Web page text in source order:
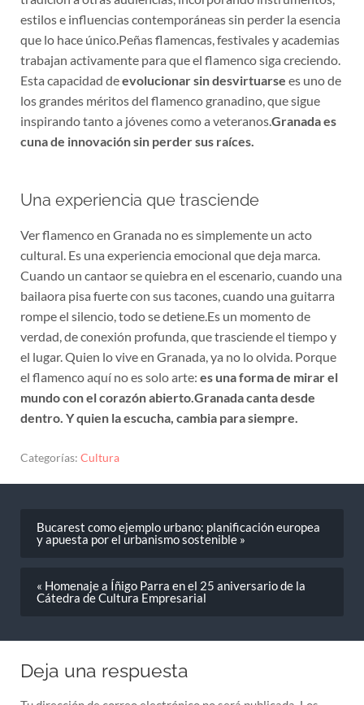
estilos e influencias contemporáneas sin perder la esencia
que lo hace único.Peñas flamencas, festivales y academias
trabajan activamente para que el flamenco siga creciendo.
Esta capacidad deevolucionar sin desvirtuarse es uno de
los grandes méritos del flamenco granadino, que sigue
inspirando tanto a jóvenes como a veteranos. Granada es
cuna de innovación sin perder sus raíces.
Una experiencia que trasciende
Ver flamenco en Granada no es simplemente un acto
cultural. Es una experiencia emocional que deja marca.
Cuando un cantaor se quiebra en el escenario, cuando una
bailaora pisa fuerte con sus tacones, cuando una guitarra
rompe el silencio, todo se detiene.Es un momento de
verdad, de conexión profunda, que trasciende el tiempo y
el lugar. Quien lo vive en Granada, ya no lo olvida. Porque
el flamenco aquí no es solo arte: es una forma de mirar el
mundo con el corazón abierto. Granada canta desde
dentro. Y quien la escucha, cambia para siempre.
Categorías: Cultura
Bucarest como ejemplo urbano: planificación europea
y apuesta por el urbanismo sostenible »
« Homenaje a Íñigo Parra en el 25 aniversario de la
Cátedra de Cultura Empresarial
Deja una respuesta
Tu dirección de correo electrónico no será publicada. Los